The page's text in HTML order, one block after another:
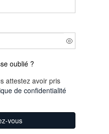
oublié ?
attestez avoir pris
de confidentialité
vous